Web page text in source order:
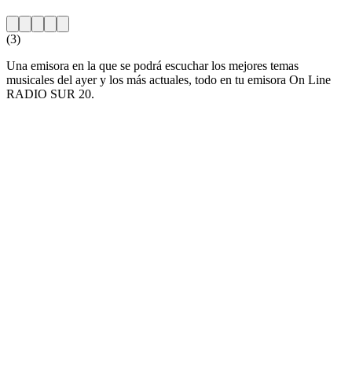
(3)
Una emisora en la que se podrá escuchar los mejores temas
musicales del ayer y los más actuales, todo en tu emisora On Line
RADIO SUR 20.